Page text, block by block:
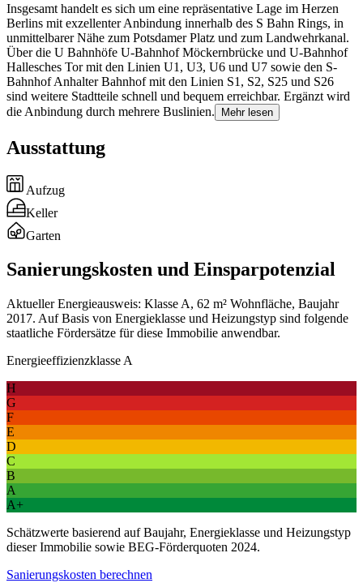
Insgesamt handelt es sich um eine repräsentative Lage im Herzen
Berlins mit exzellenter Anbindung innerhalb des S Bahn Rings, in
unmittelbarer Nähe zum Potsdamer Platz und zum Landwehrkanal.
Über die U Bahnhöfe U-Bahnhof Möckernbrücke und U-Bahnhof
Hallesches Tor mit den Linien U1, U3, U6 und U7 sowie den S-
Bahnhof Anhalter Bahnhof mit den Linien S1, S2, S25 und S26
sind weitere Stadtteile schnell und bequem erreichbar. Ergänzt wird
die Anbindung durch mehrere Buslinien.
Mehr lesen
Ausstattung
Aufzug
Keller
Garten
Sanierungskosten und Einsparpotenzial
Aktueller Energieausweis: Klasse A, 62 m² Wohnfläche, Baujahr
2017. Auf Basis von Energieklasse und Heizungstyp sind folgende
staatliche Fördersätze für diese Immobilie anwendbar.
Energieeffizienzklasse A
H
G
F
E
D
C
B
A
A+
Schätzwerte basierend auf Baujahr, Energieklasse und Heizungstyp
dieser Immobilie sowie BEG-Förderquoten 2024.
Sanierungskosten berechnen